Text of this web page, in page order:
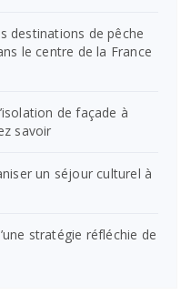
destinations de pêche
le centre de la France
de façade à
savoir
un séjour culturel à
stratégie réfléchie de